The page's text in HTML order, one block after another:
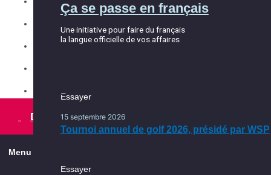
Équipe
Partenaires
Conseil d'administration
Essayer
15 septembre 2026
Tournoi annuel de golf 2026, présidé par WSP
Les services
intégration
Une initiative pour faire du français
Essayer
Ça se passe en français
Une initiative pour faire du français
la langue officielle de vos affaires
Essayer
15 septembre 2026
Tournoi annuel de golf 2026, présidé par WSP
Devenir membre
Menu